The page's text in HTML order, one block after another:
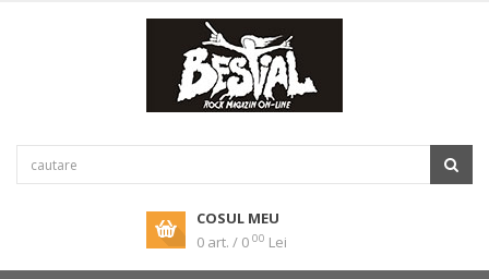
COSUL MEU
0 art. / 0 00 Lei